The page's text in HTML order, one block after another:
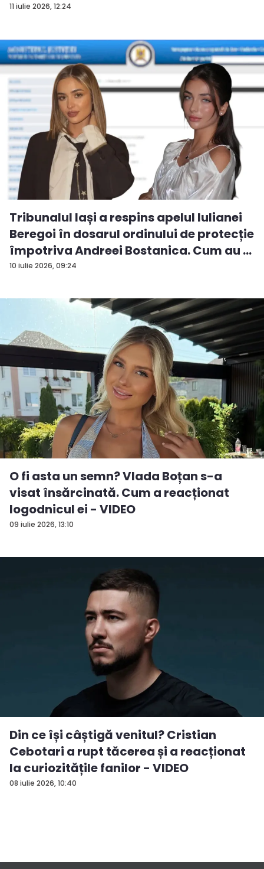
11 iulie 2026, 12:24
10 iulie 2026, 09:24
Tribunalul Iași a respins apelul Iulianei
Beregoi în dosarul ordinului de protecție
împotriva Andreei Bostanica. Cum au ...
09 iulie 2026, 13:10
O fi asta un semn? Vlada Boțan s-a
visat însărcinată. Cum a reacționat
logodnicul ei - VIDEO
08 iulie 2026, 10:40
Din ce își câștigă venitul? Cristian
Cebotari a rupt tăcerea și a reacționat
la curiozitățile fanilor - VIDEO